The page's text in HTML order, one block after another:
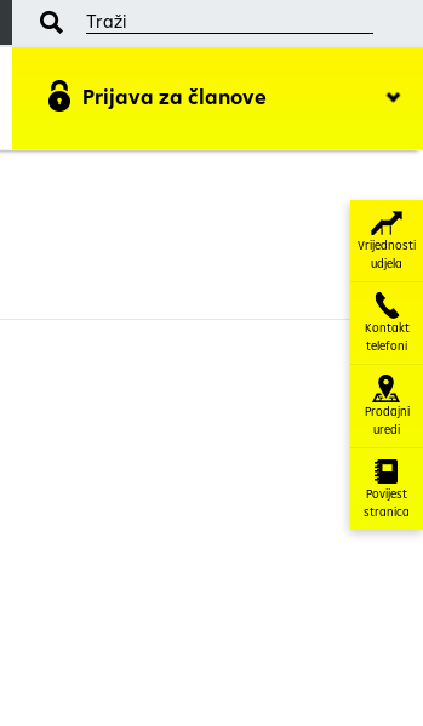
Prijava za članove
Vrijednosti
udjela
Kontakt
telefoni
Prodajni
uredi
Povijest
stranica